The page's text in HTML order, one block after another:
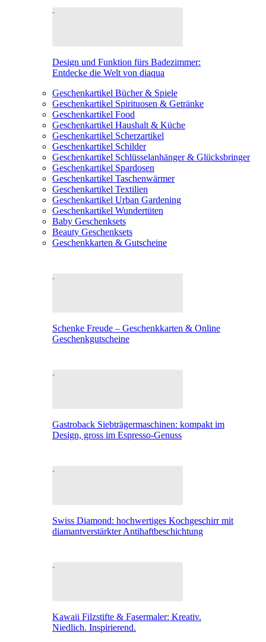
Design und Funktion fürs Badezimmer:
Entdecke die Welt von diaqua
Geschenkartikel Bücher & Spiele
Geschenkartikel Spirituosen & Getränke
Geschenkartikel Food
Geschenkartikel Haushalt & Küche
Geschenkartikel Scherzartikel
Geschenkartikel Schilder
Geschenkartikel Schlüsselanhänger & Glücksbringer
Geschenkartikel Spardosen
Geschenkartikel Taschenwärmer
Geschenkartikel Textilien
Geschenkartikel Urban Gardening
Geschenkartikel Wundertüten
Baby Geschenksets
Beauty Geschenksets
Geschenkkarten & Gutscheine
Schenke Freude – Geschenkkarten & Online
Geschenkgutscheine
Gastroback Siebträgermaschinen: kompakt im
Design, gross im Espresso-Genuss
Swiss Diamond: hochwertiges Kochgeschirr mit
diamantverstärkter Antihaftbeschichtung
Kawaii Filzstifte & Fasermaler: Kreativ.
Niedlich. Inspirierend.